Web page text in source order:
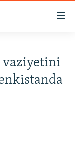
vaziyetini